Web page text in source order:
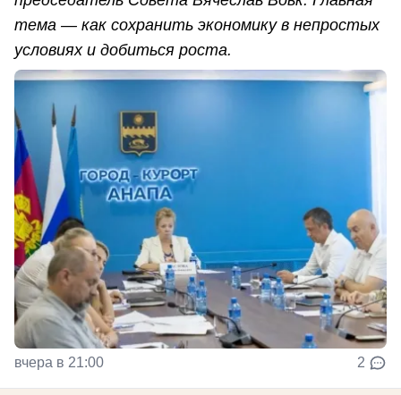
тема — как сохранить экономику в непростых
условиях и добиться роста.
вчера в 21:00 2